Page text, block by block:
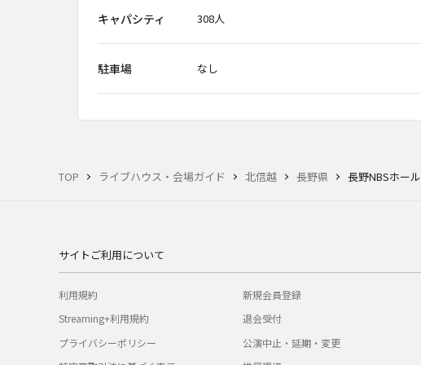
TOP ライブハウス・会場ガイド 北信越 長野県 長野NBSホール
キャパシティ 308人
駐車場 なし
サイトご利用について
利用規約
Streaming+利用規約
プライバシーポリシー
新規会員登録
退会受付
公演中止・延期・変更